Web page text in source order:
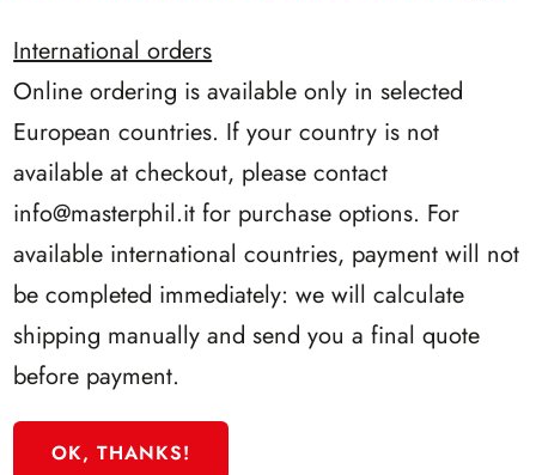
Grecia
Guernsey
Israele
Jersey
Jugoslavia
Liechtenstein
Lituania
Lussemburgo
Monaco
International orders
Online ordering is available only in selected
European countries. If your country is not
available at checkout, please contact
info@masterphil.it for purchase options. For
available international countries, payment will not
be completed immediately: we will calculate
shipping manually and send you a final quote
before payment.
OK, THANKS!